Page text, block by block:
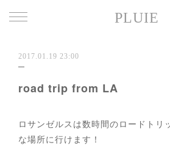
PLUIE
2017.01.19 23:00
road trip from LA
ロサンゼルスは数時間のロードトリ
な場所に行けます！